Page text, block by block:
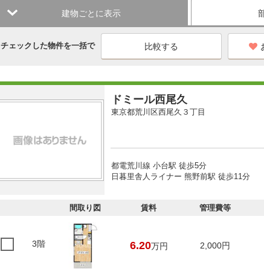
建物ごとに表示
チェックした物件を一括で
ドミール西尾久
東京都荒川区西尾久３丁目
都電荒川線 小台駅 徒歩5分
日暮里舎人ライナー 熊野前駅 徒歩11分
間取り図 賃料 管理費等
3階 6.20万円 2,000円